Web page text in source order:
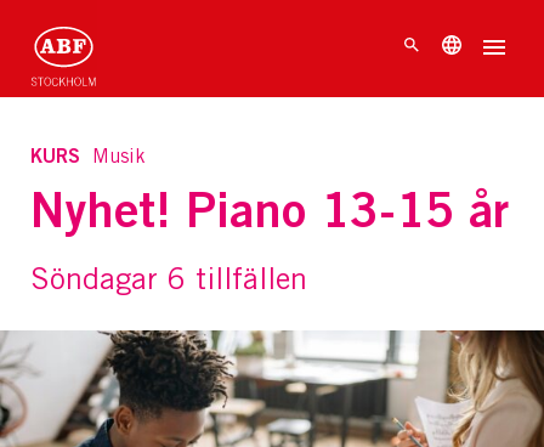
KURS Musik
Nyhet! Piano 13-15 år
Söndagar 6 tillfällen